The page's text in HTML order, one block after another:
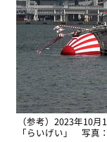
（参考）2023年10
「らいげい」 写真